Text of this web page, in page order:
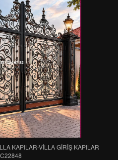
KAPILAR-VİLLA GİRİŞ KAPILAR